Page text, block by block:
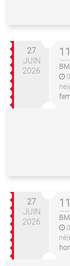
27
JUIN
2026
27
JUIN
2026